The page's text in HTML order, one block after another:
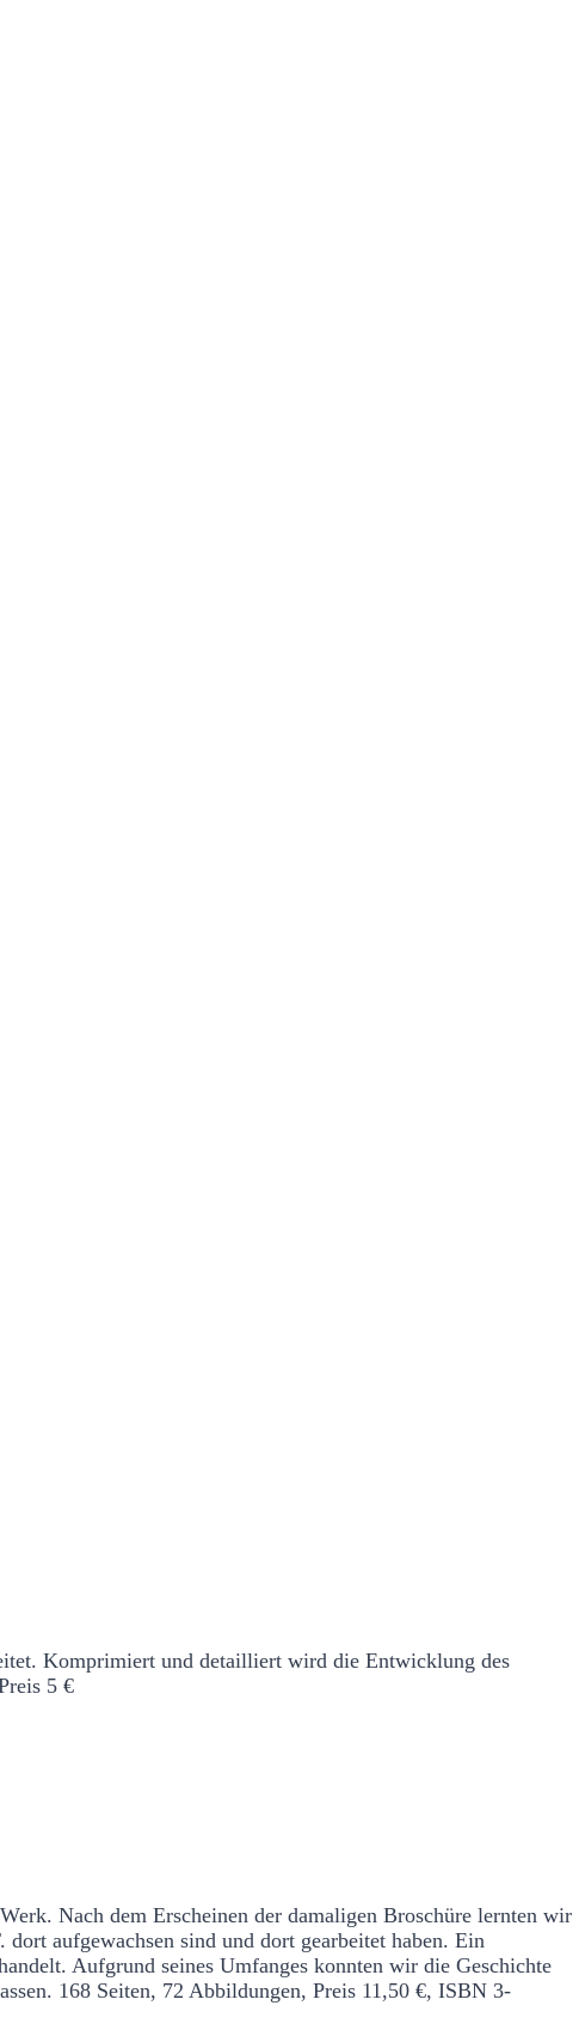
Komprimiert und detailliert wird die Entwicklung des
5 €
Nach dem Erscheinen der damaligen Broschüre lernten wir
aufgewachsen sind und dort gearbeitet haben. Ein
Aufgrund seines Umfanges konnten wir die Geschichte
168 Seiten, 72 Abbildungen, Preis 11,50 €, ISBN 3-